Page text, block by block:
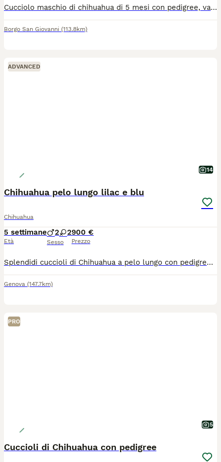
Cucciolo maschio di chihuahua di 5 mesi con pedigree, vaccini , microchip. Provincia di Lodi. Disponibile da subito, visibili anche i genitori.
Borgo San Giovanni (113.8km)
ADVANCED
14
Chihuahua pelo lungo lilac e blu
Chihuahua
5 settimane
Età
2 2
Sesso
900 €
Prezzo
Splendidi cuccioli di Chihuahua a pelo lungo con pedigree ENCI Disponibili splendidi cuccioli di Chihuahua a pelo lungo, nati il 26/06/2026, allevati con amore in ambiente familiare. Entrambi i genitori sono muniti di pedigree ENCI e i cuccioli saranno ceduti solo dopo il compimento dell’età prevista dalla normativa. Disponibili: * 🩵 Maschi: €900 * 🩷 Femmine: €1.200 I cuccioli saranno consegnati con: ✔ Microchip ✔ Prima vaccinazione ✔ Sverminazioni effettuate ✔ Libretto sanitario ✔ Pedigree ENCI richiesto I cuccioli cresceranno in ambiente familiare, saranno abituati al contatto con le persone e con i bambini, ricevendo fin da piccoli le migliori cure. Per maggiori informazioni, foto o per fissare una visita, contattatemi in privato. Solo persone realmente interessate e amanti della razza.
Genova (147.7km)
PRO
5
Cuccioli di Chihuahua con pedigree